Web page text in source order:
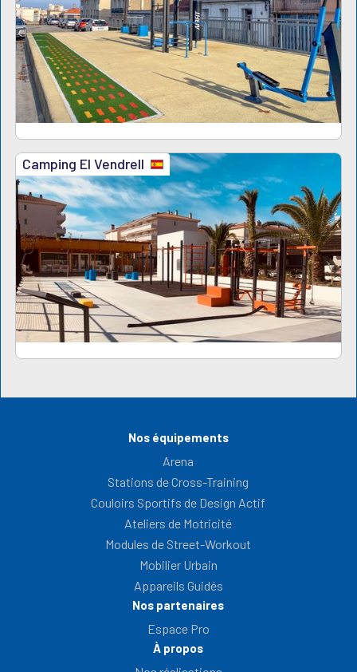
Camping El Vendrell
Nos équipements
Arena
Stations de Cross-Training
Couloirs Sportifs de Design Actif
Ateliers de Motricité
Modules de Street-Workout
Mobilier Urbain
Appareils Guidés
Nos partenaires
Espace Pro
À propos